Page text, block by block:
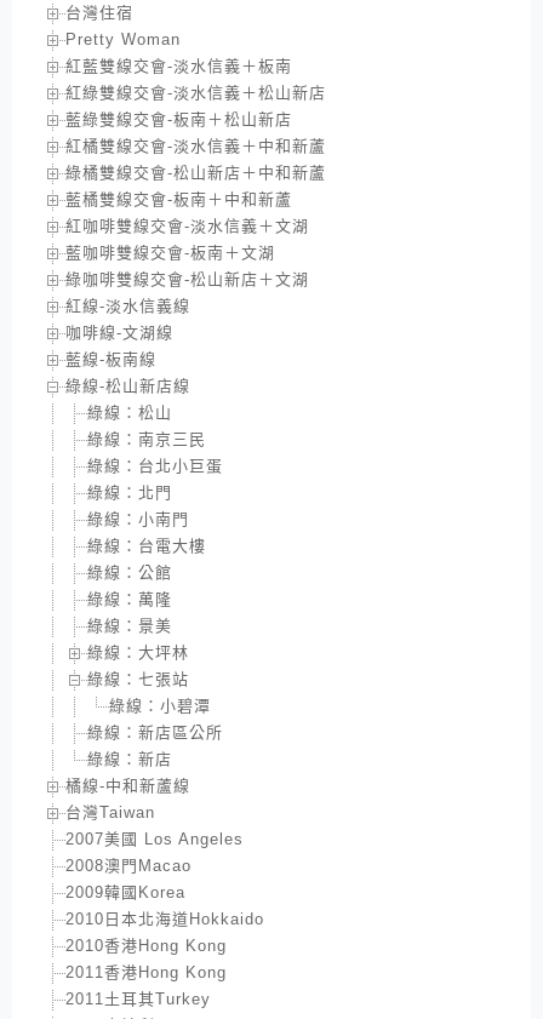
台灣住宿
Pretty Woman
紅藍雙線交會-淡水信義＋板南
紅綠雙線交會-淡水信義＋松山新店
藍綠雙線交會-板南＋松山新店
紅橘雙線交會-淡水信義＋中和新蘆
綠橘雙線交會-松山新店＋中和新蘆
藍橘雙線交會-板南＋中和新蘆
紅咖啡雙線交會-淡水信義＋文湖
藍咖啡雙線交會-板南＋文湖
綠咖啡雙線交會-松山新店＋文湖
紅線-淡水信義線
咖啡線-文湖線
藍線-板南線
綠線-松山新店線
綠線：松山
綠線：南京三民
綠線：台北小巨蛋
綠線：北門
綠線：小南門
綠線：台電大樓
綠線：公館
綠線：萬隆
綠線：景美
綠線：大坪林
綠線：七張站
綠線：小碧潭
綠線：新店區公所
綠線：新店
橘線-中和新蘆線
台灣Taiwan
2007美國 Los Angeles
2008澳門Macao
2009韓國Korea
2010日本北海道Hokkaido
2010香港Hong Kong
2011香港Hong Kong
2011土耳其Turkey